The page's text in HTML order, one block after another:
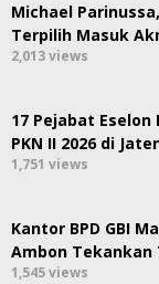
Michael
Terpilih Masuk
2,013 views
17 Pejabat
PKN II 2026 di
1,751 views
Kantor BPD GBI
Ambon Tekankan
1,545 views